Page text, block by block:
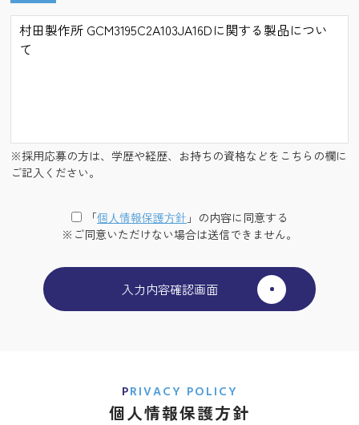
※採用応募の方は、学歴や経歴、お持ちの資格などをこちらの欄に
ご記入ください。
「個⼈情報保護⽅針 」の内容に同意する
※ご同意いただけない場合は送信できません。
PRIVACY POLICY
個人情報保護方針